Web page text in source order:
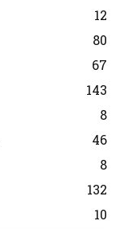
12
80
67
143
8
46
8
132
10